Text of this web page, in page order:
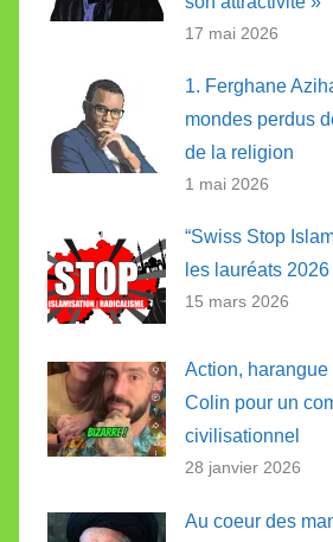
17 mai 2026
1. Ferghane
mondes perdus
de la religion
1 mai 2026
“Swiss Stop
les lauréats 2026
15 mars 2026
Action,
Colin pour un
civilisationnel
28 janvier 2026
Au coeur des